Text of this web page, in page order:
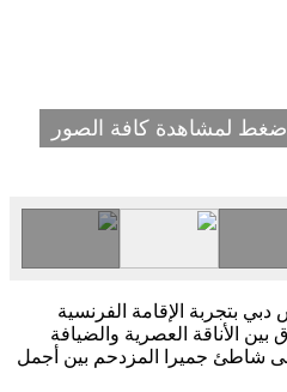
اضغط لمشاهدة كافة الصور
بتجربة الإقامة الفرنسية
بين الأناقة العصرية والضيافة
على شاطئ جميرا المزدحم بين أجمل